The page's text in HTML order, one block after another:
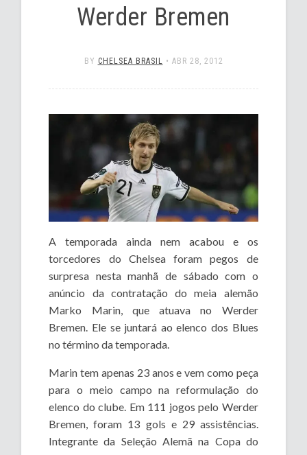
Werder Bremen
BY CHELSEA BRASIL • ABR 28, 2012
A temporada ainda nem acabou e os
torcedores do Chelsea foram pegos de
surpresa nesta manhã de sábado com o
anúncio da contratação do meia alemão
Marko Marin, que atuava no Werder
Bremen. Ele se juntará ao elenco dos Blues
no término da temporada.
Marin tem apenas 23 anos e vem como peça
para o meio campo na reformulação do
elenco do clube. Em 111 jogos pelo Werder
Bremen, foram 13 gols e 29 assistências.
Integrante da Seleção Alemã na Copa do